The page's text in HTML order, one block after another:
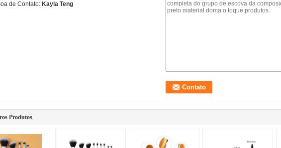
de Contato: Kayla Teng
Produtos